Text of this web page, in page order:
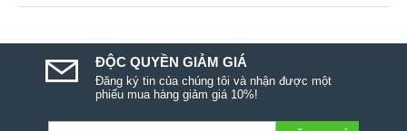
ĐỘC QUYỀN GIẢM GIÁ
Đăng ký tin của chúng tôi và nhận được một
phiếu mua hàng giảm giá 10%!